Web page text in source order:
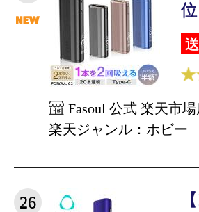
Fasoul 公式 楽天市
楽天ジャンル：ホビー
26